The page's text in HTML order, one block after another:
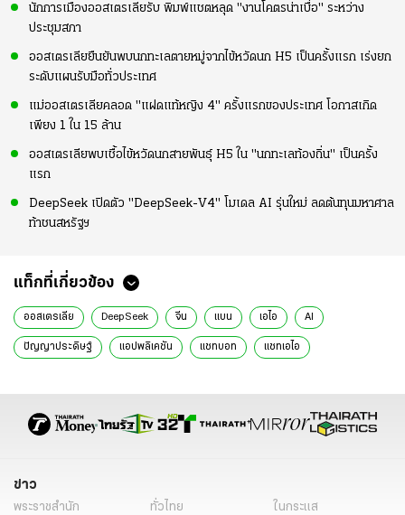
นักการเมืองออสเตรเลียรับ พิมพ์แชตหลุด "งานโคตรน่าเบื่อ" ระหว่าง
ประชุมสภา
ออสเตรเลียยืนยันพบนกทะเลตายหมู่จากไข้หวัดนก H5 เป็นครั้งแรก เร่งยก
ระดับแผนรับมือทั่วประเทศ
แม่ออสเตรเลียคลอด "แฝดแท้หญิง 4" ครั้งแรกของประเทศ โอกาสเกิด
เพียง 1 ใน 15 ล้าน
ออสเตรเลียพบเชื้อไข้หวัดนกสายพันธุ์ H5 ใน "นกทะเลท้องถิ่น" เป็นครั้ง
แรก
DeepSeek เปิดตัว "DeepSeek-V4" โมเดล AI รุ่นใหม่ ลดต้นทุนมหาศาล
ท้าชนสหรัฐฯ
แท็กที่เกี่ยวข้อง
ออสเตรเลีย DeepSeek จีน แบน เอไอ AI
ปัญญาประดิษฐ์ แอปพลิเคชัน แชทบอท แชทเอไอ
ข่าววันนี้ ข่าวทั่วไป
ข่าว
พระราชสำนัก ทั่วไทย
ในกระแส